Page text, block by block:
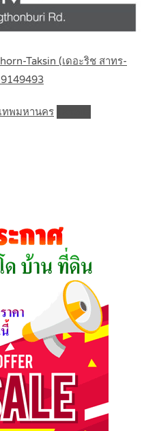
Taksin (เดอะริช สาทร-
ทพมหานคร